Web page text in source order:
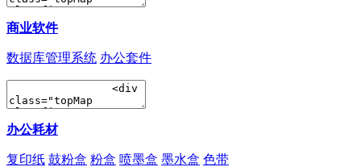
商业软件
数据库管理系统 办公套件
办公耗材
复印纸 鼓粉盒 粉盒 喷墨盒 墨水盒 色带